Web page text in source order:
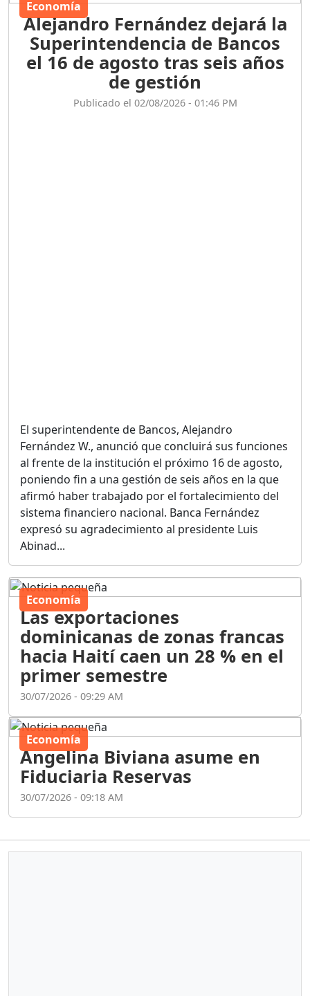
Economía
Alejandro Fernández dejará la
Superintendencia de Bancos
el 16 de agosto tras seis años
de gestión
Publicado el 02/08/2026 - 01:46 PM
El superintendente de Bancos, Alejandro
Fernández W., anunció que concluirá sus funciones
al frente de la institución el próximo 16 de agosto,
poniendo fin a una gestión de seis años en la que
afirmó haber trabajado por el fortalecimiento del
sistema financiero nacional. Banca Fernández
expresó su agradecimiento al presidente Luis
Abinad...
Economía
Las exportaciones
dominicanas de zonas francas
hacia Haití caen un 28 % en el
primer semestre
30/07/2026 - 09:29 AM
Economía
Angelina Biviana asume en
Fiduciaria Reservas
30/07/2026 - 09:18 AM